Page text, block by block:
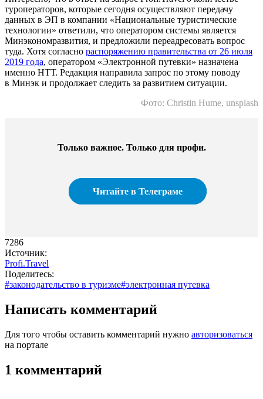
туроператоров, которые сегодня осуществляют передачу
данных в ЭП в компании «Национальные туристические
технологии» ответили, что оператором системы является
Минэкономразвития, и предложили переадресовать вопрос
туда. Хотя согласно распоряжению правительства от 26 июля
2019 года, оператором «Электронной путевки» назначена
именно НТТ. Редакция направила запрос по этому поводу
в Минэк и продолжает следить за развитием ситуации.
Фото: Christin Hume, unsplash
Только важное. Только для профи.​
Читайте в Телеграме
7286
Источник:
Profi.Travel
Поделитесь:
#законодательство в туризме#электронная путевка
Написать комментарий
Для того чтобы оставить комментарий нужно авторизоваться
на портале
1 комментарий